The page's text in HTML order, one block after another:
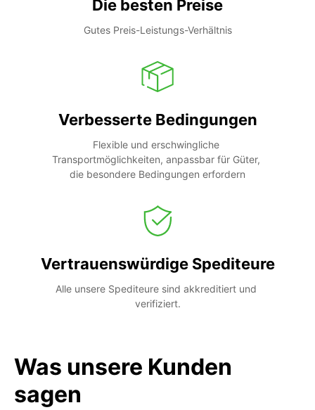
Die besten Preise
Gutes Preis-Leistungs-Verhältnis
Verbesserte Bedingungen
Flexible und erschwingliche
Transportmöglichkeiten, anpassbar für Güter,
die besondere Bedingungen erfordern
Vertrauenswürdige Spediteure
Alle unsere Spediteure sind akkreditiert und
verifiziert.
Was unsere Kunden
sagen